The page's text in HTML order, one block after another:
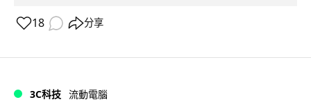
18 分享
3C科技 流動電腦